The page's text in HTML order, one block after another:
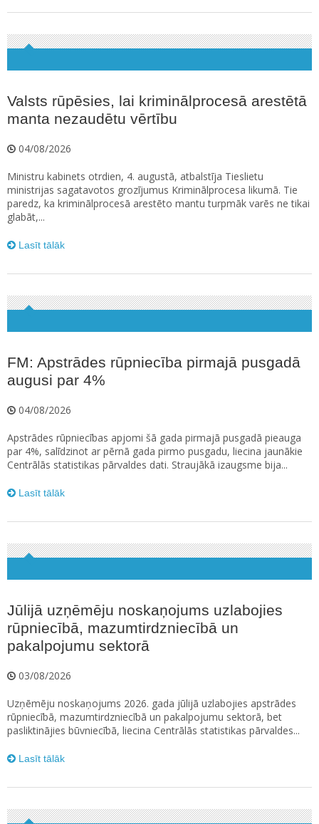
Valsts rūpēsies, lai kriminālprocesā arestētā
manta nezaudētu vērtību
04/08/2026
Ministru kabinets otrdien, 4. augustā, atbalstīja Tieslietu
ministrijas sagatavotos grozījumus Kriminālprocesa likumā. Tie
paredz, ka kriminālprocesā arestēto mantu turpmāk varēs ne tikai
glabāt,...
Lasīt tālāk
FM: Apstrādes rūpniecība pirmajā pusgadā
augusi par 4%
04/08/2026
Apstrādes rūpniecības apjomi šā gada pirmajā pusgadā pieauga
par 4%, salīdzinot ar pērnā gada pirmo pusgadu, liecina jaunākie
Centrālās statistikas pārvaldes dati. Straujākā izaugsme bija...
Lasīt tālāk
Jūlijā uzņēmēju noskaņojums uzlabojies
rūpniecībā, mazumtirdzniecībā un
pakalpojumu sektorā
03/08/2026
Uzņēmēju noskaņojums 2026. gada jūlijā uzlabojies apstrādes
rūpniecībā, mazumtirdzniecībā un pakalpojumu sektorā, bet
pasliktinājies būvniecībā, liecina Centrālās statistikas pārvaldes...
Lasīt tālāk